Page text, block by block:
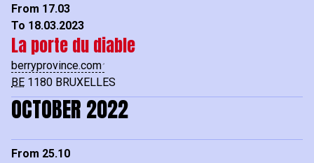
From 17.03
To 18.03.2023
La porte du diable
berryprovince.com
BE 1180 BRUXELLES
OCTOBER 2022
From 25.10